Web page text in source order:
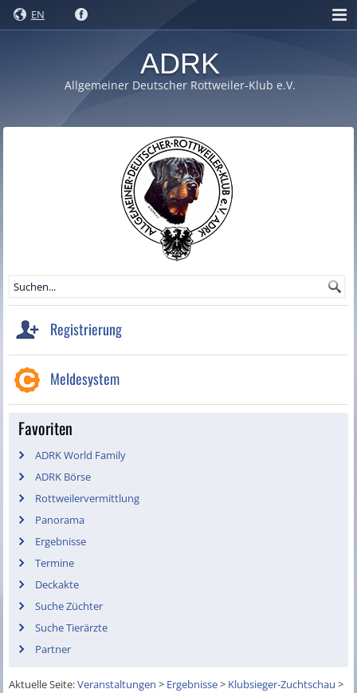
EN
ADRK
Allgemeiner Deutscher Rottweiler-Klub e.V.
Registrierung
Meldesystem
Favoriten
ADRK World Family
ADRK Börse
Rottweilervermittlung
Panorama
Ergebnisse
Termine
Deckakte
Suche Züchter
Suche Tierärzte
Partner
Aktuelle Seite:Veranstaltungen > Ergebnisse> Klubsieger-Zuchtschau >